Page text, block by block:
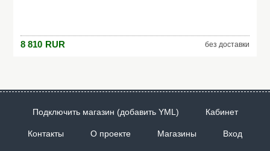
8 810 RUR без доставки
Подключить магазин (добавить YML) Кабинет
Контакты О проекте Магазины Вход